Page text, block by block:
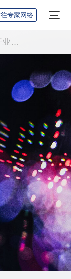
专家网络
中国生物科研试剂行业研究报告